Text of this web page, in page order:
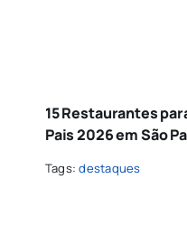
15 Restaurantes
Pais 2026 em São
Tags:destaques